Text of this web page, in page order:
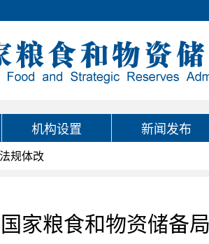
机构设置 新闻发布
法规体改
国家粮食和物资储备